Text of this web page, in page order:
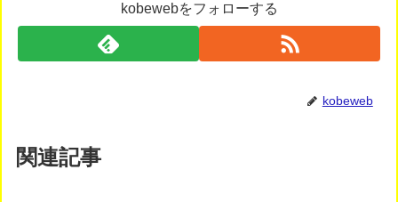
kobewebをフォローする
kobeweb
関連記事